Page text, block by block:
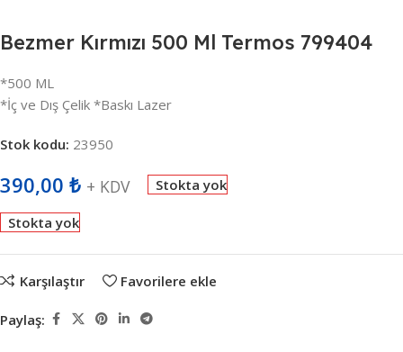
Bezmer Kırmızı 500 Ml Termos 799404
*500 ML
*İç ve Dış Çelik *Baskı Lazer
Stok kodu: 23950
390,00 ₺ + KDV Stokta yok
Stokta yok
Karşılaştır Favorilere ekle
Paylaş: